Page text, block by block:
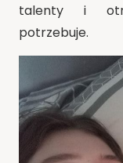
talenty i
potrzebuje.